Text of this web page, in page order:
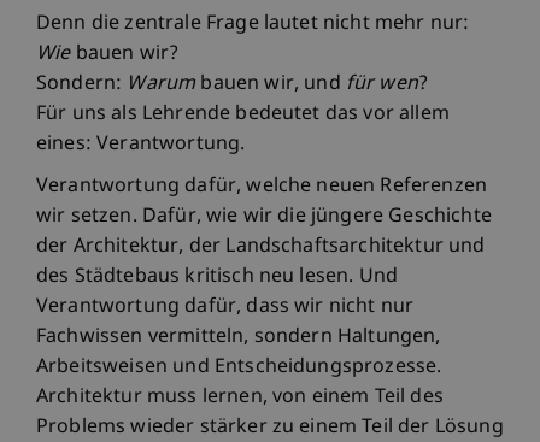
Denn die zentrale Frage lautet nicht mehr nur:
Wiebauen wir?
Sondern: Warum bauen wir, und für wen?
Für uns als Lehrende bedeutet das vor allem
eines: Verantwortung.
Verantwortung dafür, welche neuen Referenzen
wir setzen. Dafür, wie wir die jüngere Geschichte
der Architektur, der Landschaftsarchitektur und
des Städtebaus kritisch neu lesen. Und
Verantwortung dafür, dass wir nicht nur
Fachwissen vermitteln, sondern Haltungen,
Arbeitsweisen und Entscheidungsprozesse.
Architektur muss lernen, von einem Teil des
Problems wieder stärker zu einem Teil der Lösung